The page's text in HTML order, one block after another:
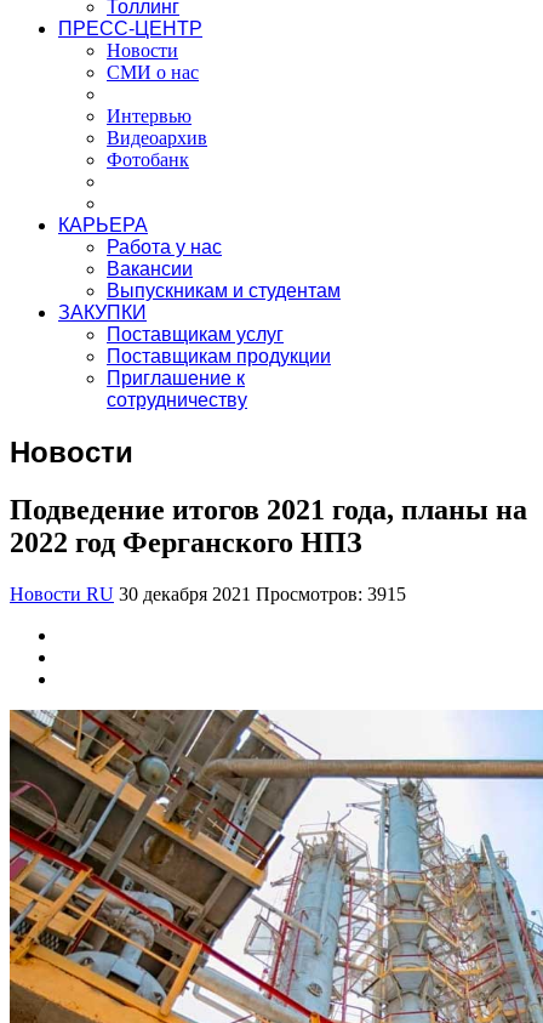
Толлинг
ПРЕСС-ЦЕНТР
Новости
СМИ о нас
Интервью
Видеоархив
Фотобанк
КАРЬЕРА
Работа у нас
Вакансии
Выпускникам и студентам
ЗАКУПКИ
Поставщикам услуг
Поставщикам продукции
Приглашение к
сотрудничеству
Новости
Подведение итогов 2021 года, планы на
2022 год Ферганского НПЗ
Новости RU 30 декабря 2021 Просмотров: 3915